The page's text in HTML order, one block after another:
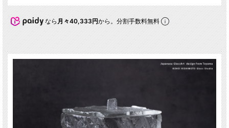
なら月々40,333円から。分割手数料無料